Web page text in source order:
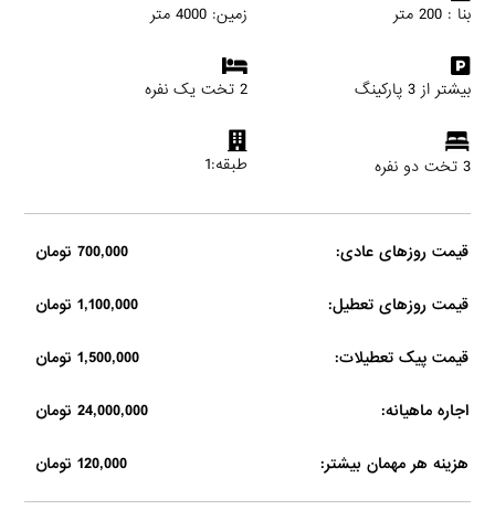
بنا : 200 متر زمین: 4000 متر
بیشتر از 3 پارکینگ 2 تخت یک نفره
3 تخت دو نفره طبقه:1
قیمت روزهای عادی: 700,000 تومان
قیمت روزهای تعطیل: 1,100,000 تومان
قیمت پیک تعطیلات: 1,500,000 تومان
اجاره ماهیانه: 24,000,000 تومان
هزینه هر مهمان بیشتر: 120,000 تومان